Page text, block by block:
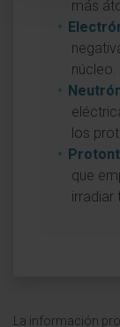
más
núcleo.
los
que
irradiar
La información